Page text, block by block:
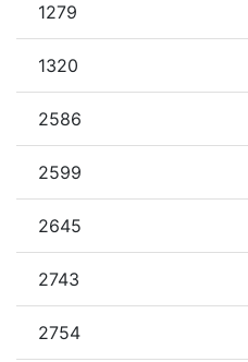
1279
1320
2586
2599
2645
2743
2754